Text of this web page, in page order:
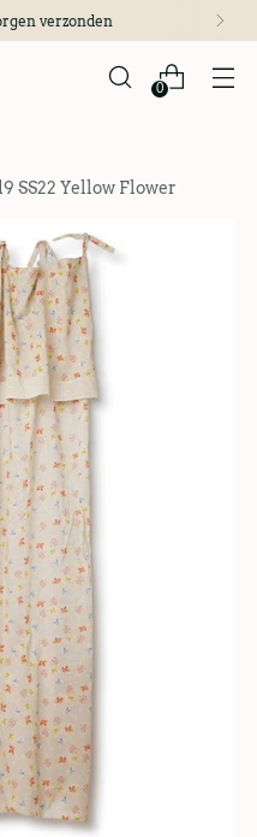
verzonden
0
SS22 Yellow Flower